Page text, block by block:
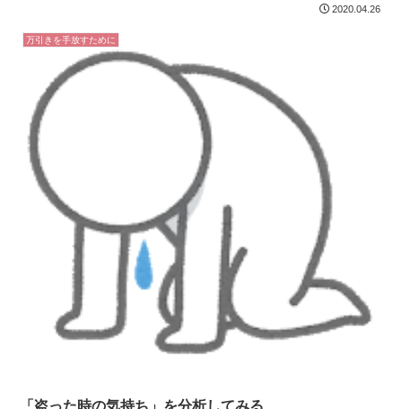
2020.04.26
万引きを手放すために